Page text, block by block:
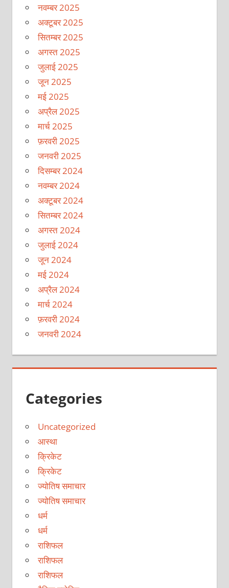
नवम्बर 2025
अक्टूबर 2025
सितम्बर 2025
अगस्त 2025
जुलाई 2025
जून 2025
मई 2025
अप्रैल 2025
मार्च 2025
फ़रवरी 2025
जनवरी 2025
दिसम्बर 2024
नवम्बर 2024
अक्टूबर 2024
सितम्बर 2024
अगस्त 2024
जुलाई 2024
जून 2024
मई 2024
अप्रैल 2024
मार्च 2024
फ़रवरी 2024
जनवरी 2024
Categories
Uncategorized
आस्था
क्रिकेट
क्रिकेट
ज्योतिष समाचार
ज्योतिष समाचार
धर्म
धर्म
राशिफल
राशिफल
राशिफल